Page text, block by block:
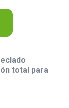
total para